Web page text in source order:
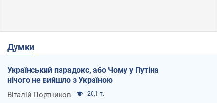
Думки
Український парадокс, або Чому у Путіна
нічого не вийшло з Україною
Віталій Портников 20,1 т.